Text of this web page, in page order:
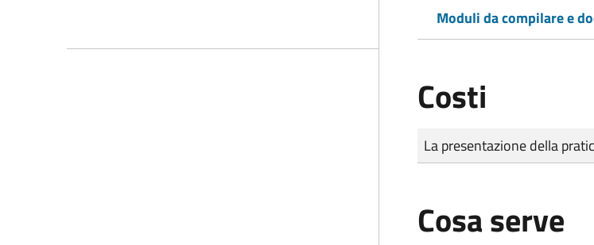
Moduli da compilare e
Costi
Tipo di pagamento
Importo
La presentazione della
Cosa serve